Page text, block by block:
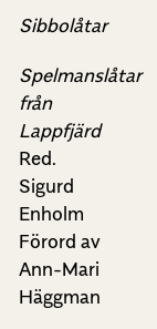
Sibbolåtar
Spelmanslåtar
från
Lappfjärd
Red.
Sigurd
Enholm
Förord av
Ann-Mari
Häggman